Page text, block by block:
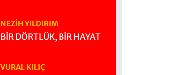
NEZIH YILDIRIM
BİR DÖRTLÜK, BİR HAYAT
VURAL KILIÇ